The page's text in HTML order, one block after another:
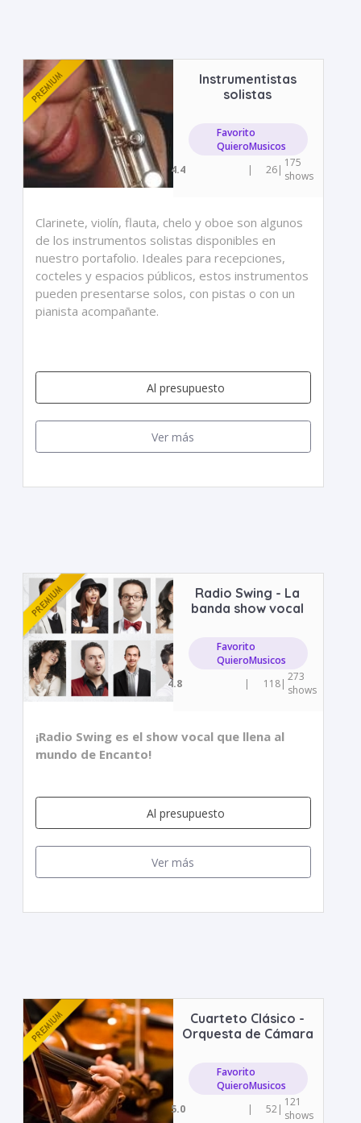
Instrumentistas
solistas
Favorito
QuieroMusicos
4.4
| 26| 175
shows
Clarinete, violín, flauta, chelo y oboe son algunos
de los instrumentos solistas disponibles en
nuestro portafolio. Ideales para recepciones,
cocteles y espacios públicos, estos instrumentos
pueden presentarse solos, con pistas o con un
pianista acompañante.
Al presupuesto
Ver más
Radio Swing - La
banda show vocal
Favorito
QuieroMusicos
4.8
| 118| 273
shows
¡Radio Swing es el show vocal que llena al
mundo de Encanto!
Al presupuesto
Ver más
Cuarteto Clásico -
Orquesta de Cámara
Favorito
QuieroMusicos
5.0
| 52| 121
shows